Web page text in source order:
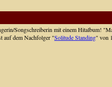
Songschreiberin mit einem Hitalbum!
auf dem Nachfolger "Solitude Standing" von